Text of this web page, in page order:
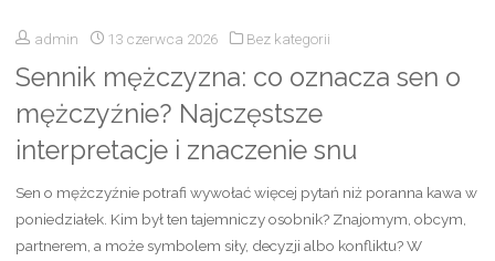
Dubajską
Czekoladę
w
–
admin 13 czerwca 2026 Bez kategorii
Sennik mężczyzna: co oznacza sen o
mężczyźnie? Najczęstsze
interpretacje i znaczenie snu
Sen o mężczyźnie potrafi wywołać więcej pytań niż poranna kawa w
poniedziałek. Kim był ten tajemniczy osobnik? Znajomym, obcym,
partnerem, a może symbolem siły, decyzji albo konfliktu? W